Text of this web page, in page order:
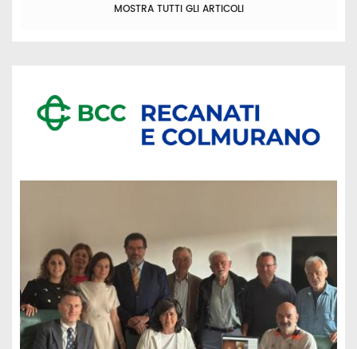
MOSTRA TUTTI GLI ARTICOLI